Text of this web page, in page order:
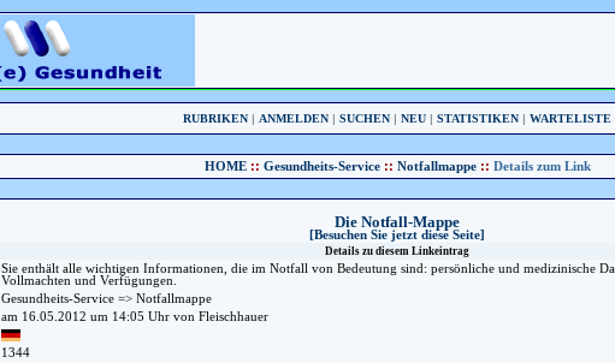
RUBRIKEN | ANMELDEN | SUCHEN | NEU | STATISTIKEN | WARTELISTE
HOME:: Gesundheits-Service:: Notfallmappe:: Details zum Link
Die Notfall-Mappe
[Besuchen Sie jetzt diese Seite]
Details zu diesem Linkeintrag
Sie enthält alle wichtigen Informationen, die im Notfall von Bedeutung sind: persönliche und medizinische
Vollmachten und Verfügungen.
Gesundheits-Service => Notfallmappe
am 16.05.2012 um 14:05 Uhr von Fleischhauer
1344